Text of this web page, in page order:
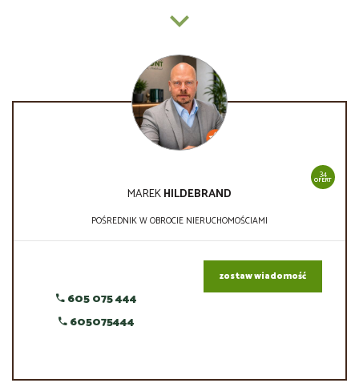
34
OFERT
MAREKHILDEBRAND
POŚREDNIK W OBROCIE NIERUCHOMOŚCIAMI
605 075 444
605075444
zostaw wiadomość